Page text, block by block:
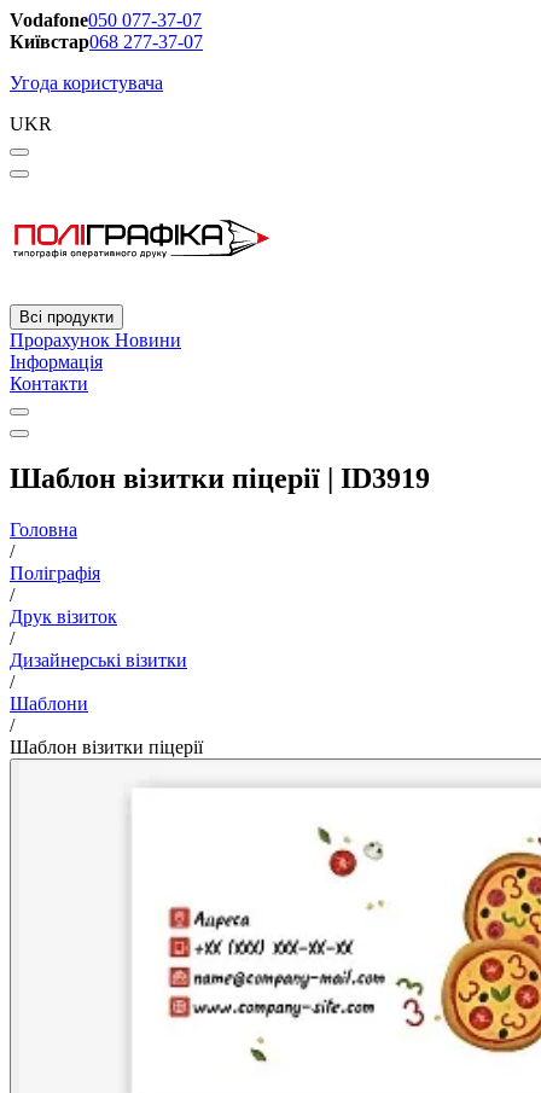
Vodafone050 077-37-07
Київстар068 277-37-07
Угода користувача
UKR
Всі продукти
Прорахунок Новини
Інформація
Контакти
Шаблон візитки піцерії | ID3919
Головна
/
Поліграфія
/
Друк візиток
/
Дизайнерські візитки
/
Шаблони
/
Шаблон візитки піцерії